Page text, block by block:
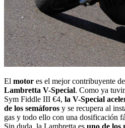
El motor es el mejor contribuyente
Lambretta V-Special. Como ya
Sym Fiddle III €4, la V-Special
de los semáforos y se recupera al
gas y todo ello con una dosificación
Sin duda, la Lambretta es uno de los